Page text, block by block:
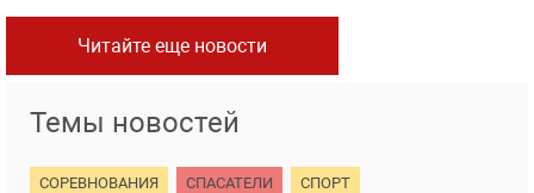
Читайте еще новости
Темы новостей
СОРЕВНОВАНИЯ СПАСАТЕЛИ СПОРТ